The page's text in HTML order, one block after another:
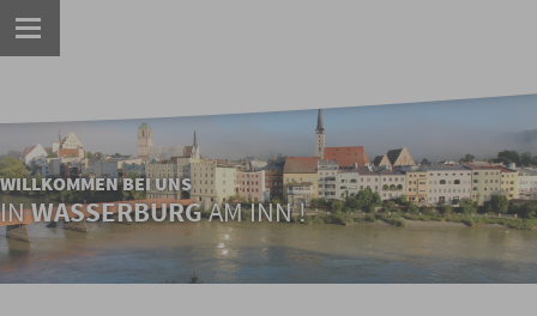
WILLKOMMEN BEI UNS
INWASSERBURGAM INN !